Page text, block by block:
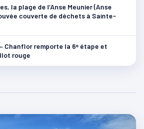
la plage de l’Anse Meunier (Anse
couverte de déchets à Sainte-
Chanflor remporte la 6ᵉ étape et
rouge